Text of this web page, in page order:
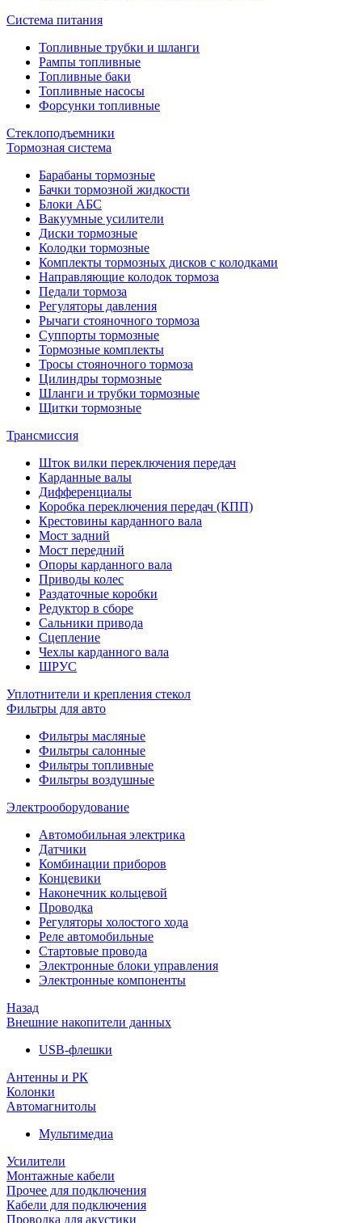
Система питания
Топливные трубки и шланги
Рампы топливные
Топливные баки
Топливные насосы
Форсунки топливные
Стеклоподъемники
Тормозная система
Барабаны тормозные
Бачки тормозной жидкости
Блоки АБС
Вакуумные усилители
Диски тормозные
Колодки тормозные
Комплекты тормозных дисков с колодками
Направляющие колодок тормоза
Педали тормоза
Регуляторы давления
Рычаги стояночного тормоза
Суппорты тормозные
Тормозные комплекты
Тросы стояночного тормоза
Цилиндры тормозные
Шланги и трубки тормозные
Щитки тормозные
Трансмиссия
Шток вилки переключения передач
Карданные валы
Дифференциалы
Коробка переключения передач (КПП)
Крестовины карданного вала
Мост задний
Мост передний
Опоры карданного вала
Приводы колес
Раздаточные коробки
Редуктор в сборе
Сальники привода
Сцепление
Чехлы карданного вала
ШРУС
Уплотнители и крепления стекол
Фильтры для авто
Фильтры масляные
Фильтры салонные
Фильтры топливные
Фильтры воздушные
Электрооборудование
Автомобильная электрика
Датчики
Комбинации приборов
Концевики
Наконечник кольцевой
Проводка
Регуляторы холостого хода
Реле автомобильные
Стартовые провода
Электронные блоки управления
Электронные компоненты
Назад
Внешние накопители данных
USB-флешки
Антенны и РК
Колонки
Автомагнитолы
Мультимедиа
Усилители
Монтажные кабели
Прочее для подключения
Кабели для подключения
Проводка для акустики